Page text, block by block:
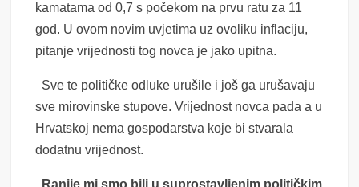
kamatama od 0,7 s počekom na prvu ratu za 11
god. U ovom novim uvjetima uz ovoliku inflaciju,
pitanje vrijednosti tog novca je jako upitna.
Sve te političke odluke urušile i još ga urušavaju
sve mirovinske stupove. Vrijednost novca pada a u
Hrvatskoj nema gospodarstva koje bi stvarala
dodatnu vrijednost.